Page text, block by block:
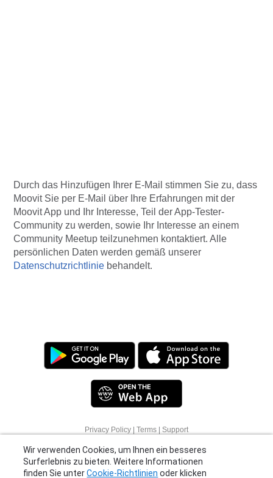
Durch das Hinzufügen Ihrer E-Mail stimmen Sie zu, dass
Moovit Sie per E-Mail über Ihre Erfahrungen mit der
Moovit App und Ihr Interesse, Teil der App-Tester-
Community zu werden, sowie Ihr Interesse an einem
Community Meetup teilzunehmen kontaktiert. Alle
persönlichen Daten werden gemäß unserer
Datenschutzrichtlinie behandelt.
Privacy Policy Terms
Support
Surferlebnis zu bieten. Weitere Informationen
finden Sie unterCookie-Richtlinienoder klicken
Sie auf "Weitere Optionen", um zu erfahren, wie
Sie Ihre Einstellungen ändern können.